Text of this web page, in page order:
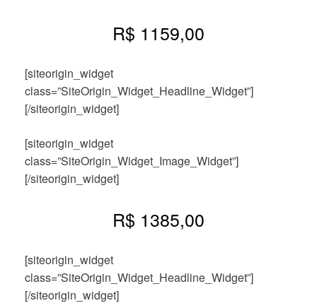
R$ 1159,00
[siteorigin_widget
class=”SiteOrigin_Widget_Headline_Widget”]
[/siteorigin_widget]
[siteorigin_widget
class=”SiteOrigin_Widget_Image_Widget”]
[/siteorigin_widget]
R$ 1385,00
[siteorigin_widget
class=”SiteOrigin_Widget_Headline_Widget”]
[/siteorigin_widget]